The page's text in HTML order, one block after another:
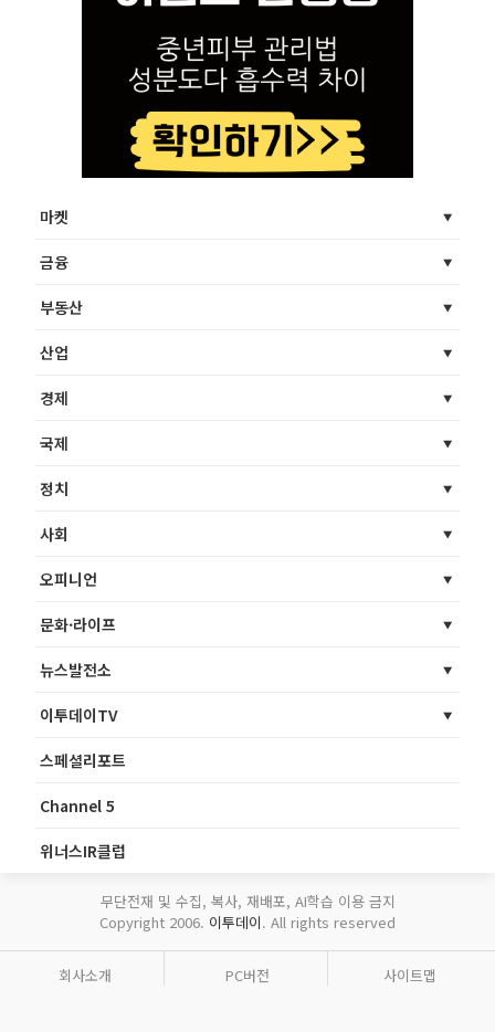
마켓
금융
부동산
산업
경제
국제
정치
사회
오피니언
문화·라이프
뉴스발전소
이투데이TV
스페셜리포트
Channel 5
위너스IR클럽
무단전재 및 수집, 복사, 재배포, AI학습 이용 금지
Copyright 2006. 이투데이. All rights reserved
회사소개 PC버전 사이트맵